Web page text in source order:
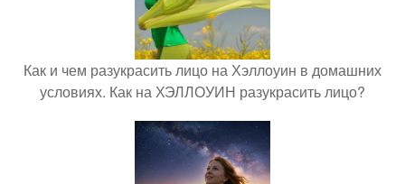
Как и чем разукрасить лицо на Хэллоуин в домашних
условиях. Как на ХЭЛЛОУИН разукрасить лицо?